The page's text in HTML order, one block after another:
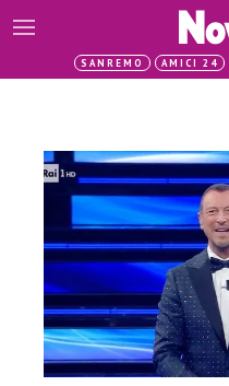
SANREMO AMICI 24